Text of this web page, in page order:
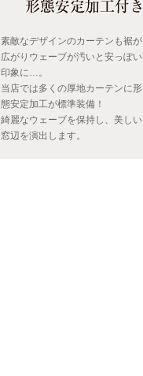
素敵なデザインのカーテンも裾が
広がりウェーブが汚いと安っぽい
印象に…。
当店では多くの厚地カーテンに形
態安定加工が標準装備！
綺麗なウェーブを保持し、美しい
窓辺を演出します。